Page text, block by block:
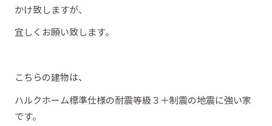
かけ致しますが、
宜しくお願い致します。
こちらの建物は、
ハルクホーム標準仕様の耐震等級３＋制震の地震に強い家
です。